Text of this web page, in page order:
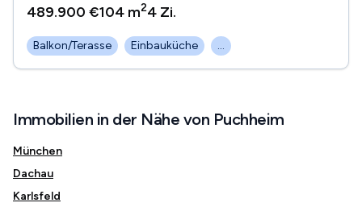
489.900 €104 m24 Zi.
Balkon/Terasse Einbauküche ...
Immobilien in der Nähe von Puchheim
München
Dachau
Karlsfeld